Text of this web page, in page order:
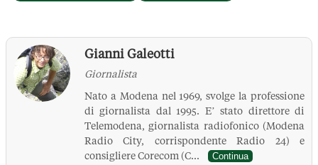
Gianni Galeotti
Giornalista
Nato a Modena nel 1969, svolge la professione
di giornalista dal 1995. E’ stato direttore di
Telemodena, giornalista radiofonico (Modena
Radio City, corrispondente Radio 24) e
consigliere Corecom (C...
Continua